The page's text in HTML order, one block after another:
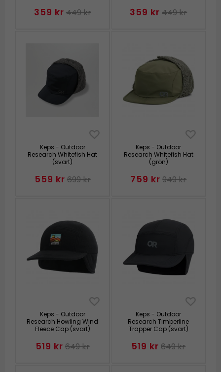
359 kr 449 kr 359 kr 449 kr
Keps - Outdoor
Research Whitefish Hat
(svart)
559 kr 699 kr
Keps - Outdoor
Research Whitefish Hat
(grön)
759 kr 949 kr
Keps - Outdoor
Research Howling Wind
Fleece Cap (svart)
519 kr 649 kr
Keps - Outdoor
Research Timberline
Trapper Cap (svart)
519 kr 649 kr